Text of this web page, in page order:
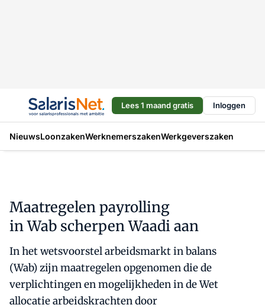
Lees 1 maand gratis Inloggen
NieuwsLoonzakenWerknemerszakenWerkgeverszaken
Maatregelen payrolling
in Wab scherpen Waadi aan
In het wetsvoorstel arbeidsmarkt in balans
(Wab) zijn maatregelen opgenomen die de
verplichtingen en mogelijkheden in de Wet
allocatie arbeidskrachten door